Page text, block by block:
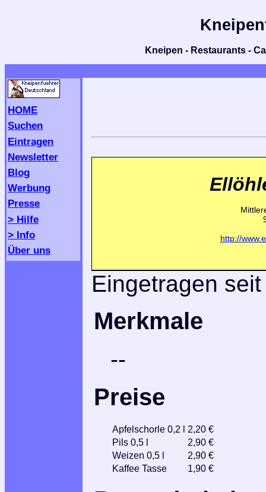
Kneipen - Restaurants -
HOME
Suchen
Eintragen
Newsletter
Blog
Werbung
Presse
> Hilfe
> Info
Über uns
http://
Eingetragen
Merkmale
--
Preise
Apfelschorle 0,2 l
2,20 €
Pils 0,5 l
2,90 €
Weizen 0,5 l
2,90 €
Kaffee Tasse
1,90 €